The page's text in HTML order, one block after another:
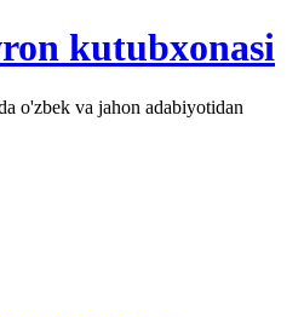
o'zbek va jahon adabiyotidan